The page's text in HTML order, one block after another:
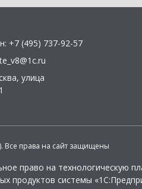
+7 (495) 737-92-57
, улица
Все права на сайт защищены
право на технологическую
продуктов системы